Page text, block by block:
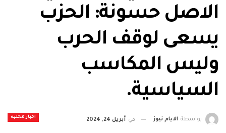
الاصل حسونة: الحزب
يسعى لوقف الحرب
وليس المكاسب
السياسية.
اخبار محلية بواسطة الايام نيوز في أبريل 24, 2024